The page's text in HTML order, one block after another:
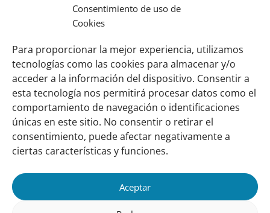
Consentimiento de uso de
Cookies
Para proporcionar la mejor experiencia, utilizamos
tecnologías como las cookies para almacenar y/o
acceder a la información del dispositivo. Consentir a
esta tecnología nos permitirá procesar datos como el
comportamiento de navegación o identificaciones
únicas en este sitio. No consentir o retirar el
consentimiento, puede afectar negativamente a
ciertas características y funciones.
Aceptar
Sociedad.
Links
importantes
Sobre nosotros
Nuestra red
Misión y Visión
Nuestra historia
Conozca a nuestro equipo